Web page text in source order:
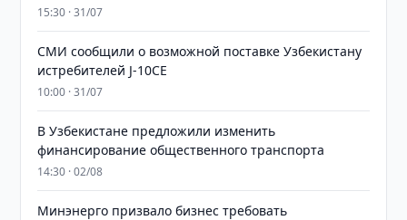
15:30 · 31/07
СМИ сообщили о возможной поставке Узбекистану
истребителей J-10CE
10:00 · 31/07
В Узбекистане предложили изменить
финансирование общественного транспорта
14:30 · 02/08
Минэнерго призвало бизнес требовать